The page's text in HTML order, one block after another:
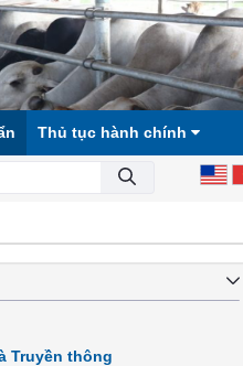
Thủ tục hành chính
CHỦ, VĂN MINH!
Truyền thông